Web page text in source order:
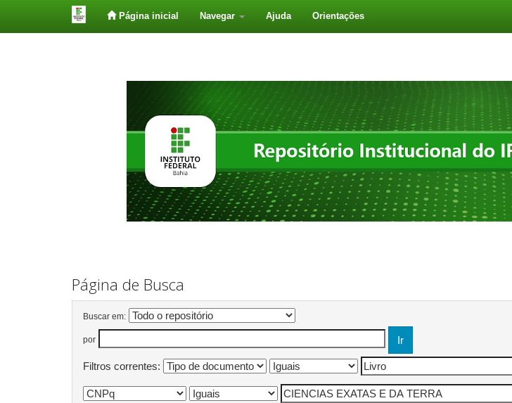
Página inicial Navegar Ajuda Orientações
Página de Busca
Buscar em:
por
Filtros correntes: